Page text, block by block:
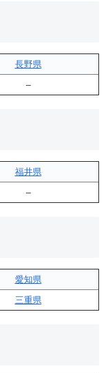
長野県
–
福井県
–
愛知県
三重県